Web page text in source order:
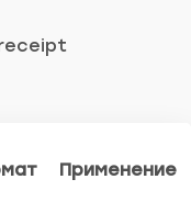
Применение